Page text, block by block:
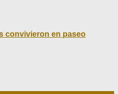
convivieron en paseo